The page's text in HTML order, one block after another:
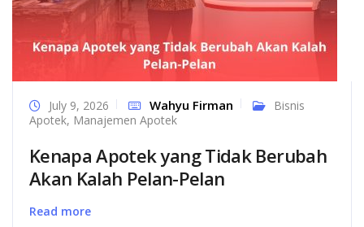
July 9, 2026 Wahyu Firman
Bisnis
Apotek, Manajemen Apotek
Kenapa Apotek yang Tidak Berubah
Akan Kalah Pelan-Pelan
Read more